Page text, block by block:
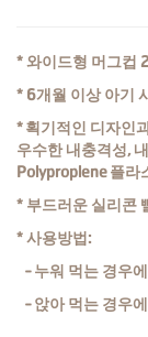
* 와이드형 머그컵
* 6개월 이상 아기
*획기적인 디자인
우수한 내충격성,
Polyproplene플라
* 부드러운 실리콘
* 사용방법:
-누워 먹는 경우
- 앉아 먹는 경우